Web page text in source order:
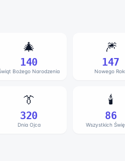
🎄
140
Bożego Narodzenia
🎆
147
Nowego
👔
320
Dnia Ojca
🕯️
86
Wszystkich